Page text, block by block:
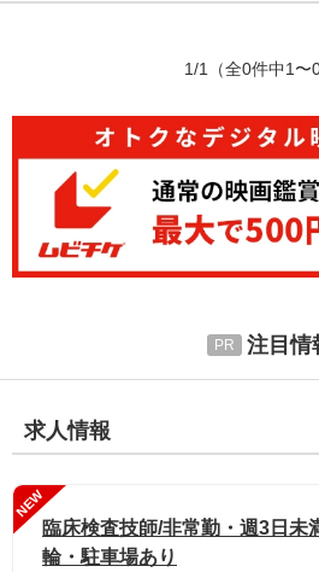
1/1 （全0件中1〜
注目情
求人情報
NEW
臨床検査技師/非常勤・週3日未
輪・駐車場あり